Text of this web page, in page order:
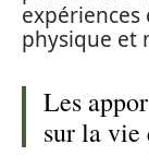
expériences
physique et
Les
sur la vie